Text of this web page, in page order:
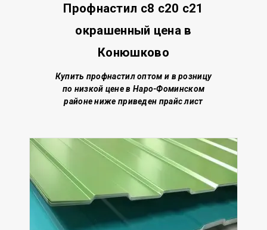
Профнастил с8 с20 с21
окрашенный цена в
Конюшково
Купить профнастил оптом и в розницу
по низкой ценев Наро-Фоминском
районениже приведен прайс лист